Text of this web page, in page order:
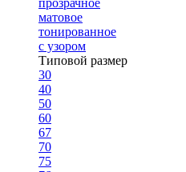
прозрачное
матовое
тонированное
с узором
Типовой размер
30
40
50
60
67
70
75